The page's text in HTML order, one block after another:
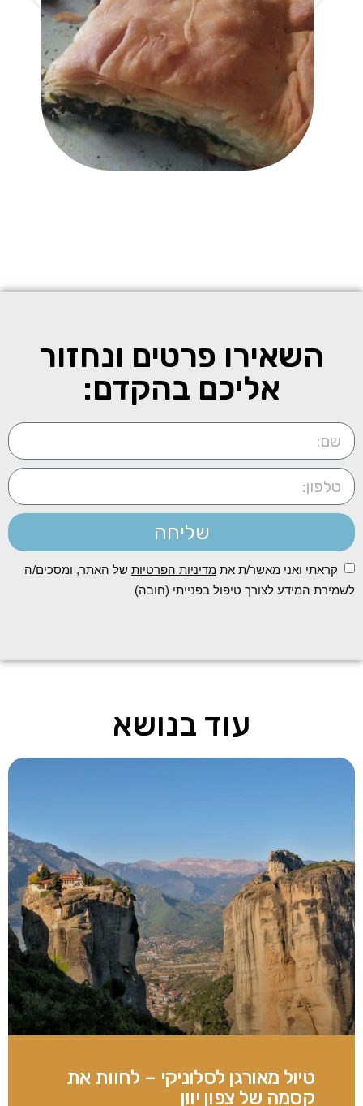
השאירו פרטים ונחזור
אליכם בהקדם:
שליחה
קראתי ואני מאשר/ת את מדיניות הפרטיות של האתר, ומסכים/ה
לשמירת המידע לצורך טיפול בפנייתי (חובה)
עוד בנושא
טיול מאורגן לסלוניקי – לחוות את
קסמה של צפון יוון